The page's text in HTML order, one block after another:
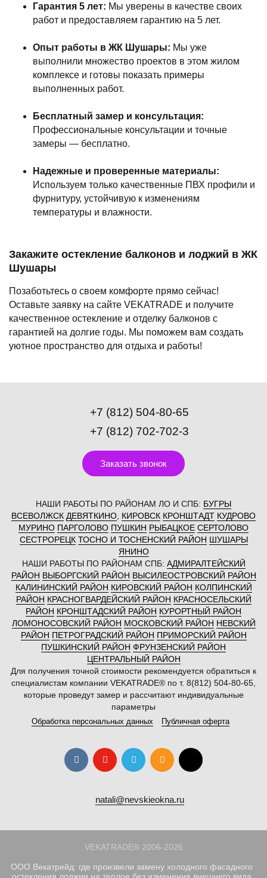
Гарантия 5 лет: Мы уверены в качестве своих
работ и предоставляем гарантию на 5 лет.
Опыт работы в ЖК Шушары: Мы уже
выполнили множество проектов в этом жилом
комплексе и готовы показать примеры
выполненных работ.
Бесплатный замер и консультация:
Профессиональные консультации и точные
замеры — бесплатно.
Надежные и проверенные материалы:
Используем только качественные ПВХ профили и
фурнитуру, устойчивую к изменениям
температуры и влажности.
Закажите остекление балконов и лоджий в ЖК
Шушары
Позаботьтесь о своем комфорте прямо сейчас!
Оставьте заявку на сайте VEKATRADE и получите
качественное остекление и отделку балконов с
гарантией на долгие годы. Мы поможем вам создать
уютное пространство для отдыха и работы!
+7 (812) 504-80-65
+7 (812) 702-702-3
Заказать звонок
НАШИ РАБОТЫ ПО РАЙОНАМ ЛО И СПБ: БУГРЫ
ВСЕВОЛЖСК ДЕВЯТКИНО КИРОВСК КРОНШТАДТ КУДРОВО
МУРИНО ПАРГОЛОВО ПУШКИН РЫБАЦКОЕ СЕРТОЛОВО
СЕСТРОРЕЦК ТОСНО И ТОСНЕНСКИЙ РАЙОН ШУШАРЫ
ЯНИНО
НАШИ РАБОТЫ ПО РАЙОНАМ СПБ: АДМИРАЛТЕЙСКИЙ
РАЙОН ВЫБОРГСКИЙ РАЙОН ВЫСИЛЕОСТРОВСКИЙ РАЙОН
КАЛИНИНСКИЙ РАЙОН КИРОВСКИЙ РАЙОН КОЛПИНСКИЙ
РАЙОН КРАСНОГВАРДЕЙСКИЙ РАЙОН КРАСНОСЕЛЬСКИЙ
РАЙОН КРОНШТАДСКИЙ РАЙОН КУРОРТНЫЙ РАЙОН
ЛОМОНОСОВСКИЙ РАЙОН МОСКОВСКИЙ РАЙОН НЕВСКИЙ
РАЙОН ПЕТРОГРАДСКИЙ РАЙОН ПРИМОРСКИЙ РАЙОН
ПУШКИНСКИЙ РАЙОН ФРУНЗЕНСКИЙ РАЙОН
ЦЕНТРАЛЬНЫЙ РАЙОН
Для получения точной стоимости рекомендуется обратиться к
специалистам компании VEKATRADE® по т. 8(812) 504-80-65,
которые проведут замер и рассчитают индивидуальные
параметры
Обработка персональных данных Публичная оферта
natali@nevskieokna.ru
VEKATRADE® 2006-2026
ООО Векатрейд: где произвели замену холодного фасадного